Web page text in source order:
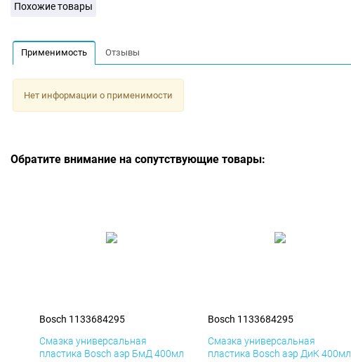
Похожие товары
Применимость Отзывы
Нет информации о применимости
Обратите внимание на сопутствующие товары:
Bosch 1133684295
Смазка универсальная
пластика Bosch аэр БмД 400мл
Bosch 1133684295
Смазка универсальная
пластика Bosch аэр ДиК 400мл